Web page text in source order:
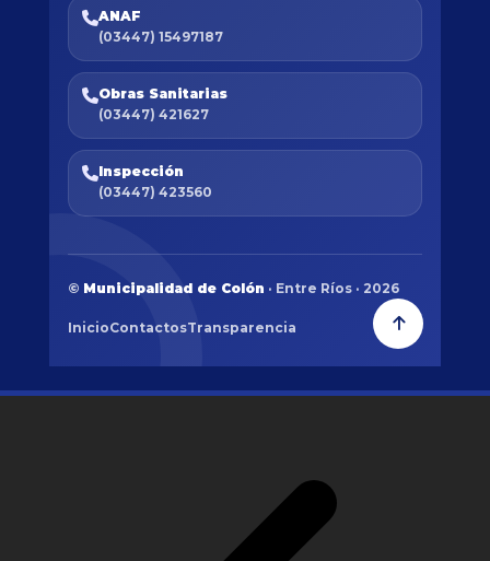
ANAF
(03447) 15497187
Obras Sanitarias
(03447) 421627
Inspección
(03447) 423560
© Municipalidad de Colón · Entre Ríos · 2026
InicioContactosTransparencia